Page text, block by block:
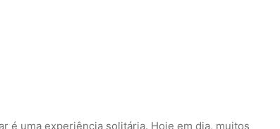
é uma experiência solitária. Hoje em dia, muitos